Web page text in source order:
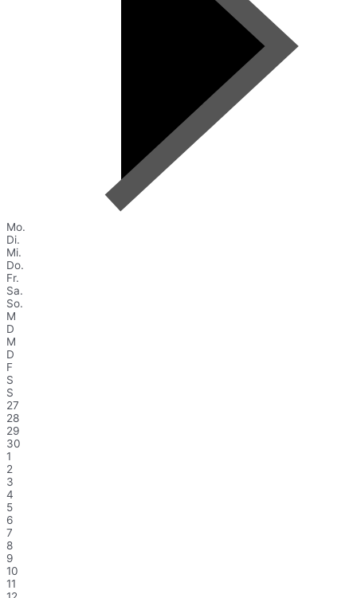
Mo.
Di.
Mi.
Do.
Fr.
Sa.
So.
M
D
M
D
F
S
S
27
28
29
30
1
2
3
4
5
6
7
8
9
10
11